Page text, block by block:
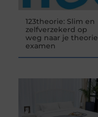
123theorie: Slim en
zelfverzekerd op
weg naar je
examen